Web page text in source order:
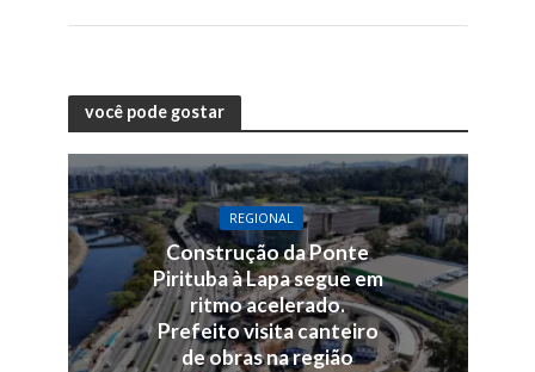
você pode gostar
REGIONAL
Construção da Ponte
Pirituba à Lapa segue em
ritmo acelerado.
Prefeito visita canteiro
de obras na região